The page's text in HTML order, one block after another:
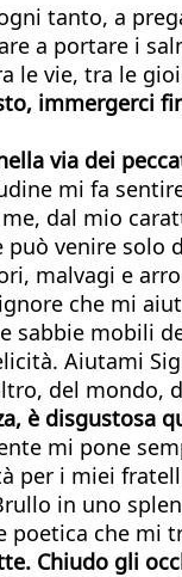
tanto, a
a portare i
vie, tra le
immergerci
via dei
mi fa
dal mio
venire
malvagi e
che mi
mobili
Aiutami
del mondo,
è disgustosa
mi pone
per i miei
in uno
che mi
Chiudo gli